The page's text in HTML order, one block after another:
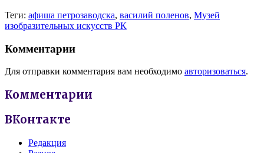
Теги: афиша петрозаводска, василий поленов, Музей
изобразительных искусств РК
Комментарии
Для отправки комментария вам необходимо авторизоваться.
Комментарии
ВКонтакте
Редакция